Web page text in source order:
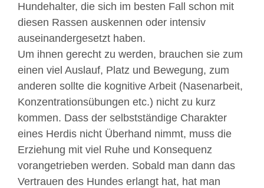
Hundehalter, die sich im besten Fall schon mit
diesen Rassen auskennen oder intensiv
auseinandergesetzt haben.
Um ihnen gerecht zu werden, brauchen sie zum
einen viel Auslauf, Platz und Bewegung, zum
anderen sollte die kognitive Arbeit (Nasenarbeit,
Konzentrationsübungen etc.) nicht zu kurz
kommen. Dass der selbstständige Charakter
eines Herdis nicht Überhand nimmt, muss die
Erziehung mit viel Ruhe und Konsequenz
vorangetrieben werden. Sobald man dann das
Vertrauen des Hundes erlangt hat, hat man